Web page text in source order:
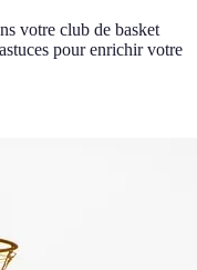
votre club de basket
pour enrichir votre